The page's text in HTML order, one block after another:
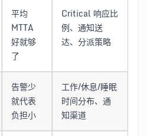
平均
MTTA
好就够
了
Critical 响应比
例、通知送
达、分派策略
告警少
就代表
负担小
工作/休息/睡眠
时间分布、通
知渠道